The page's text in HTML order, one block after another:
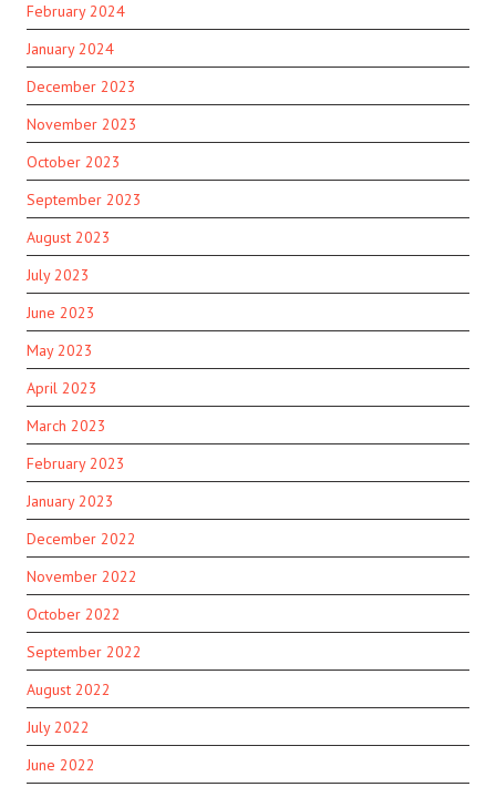
February 2024
January 2024
December 2023
November 2023
October 2023
September 2023
August 2023
July 2023
June 2023
May 2023
April 2023
March 2023
February 2023
January 2023
December 2022
November 2022
October 2022
September 2022
August 2022
July 2022
June 2022